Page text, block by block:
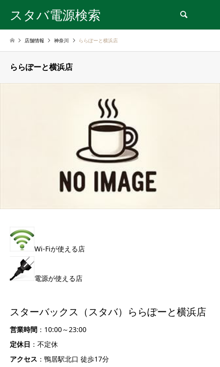
スタバ電源検索
店舗情報 神奈川 ららぽーと横浜店
ららぽーと横浜店
Wi-Fiが使える店
電源が使える店
スターバックス（スタバ）ららぽーと横浜店
営業時間 ：10:00～23:00
定休日 ：不定休
アクセス ：鴨居駅北口 徒歩17分